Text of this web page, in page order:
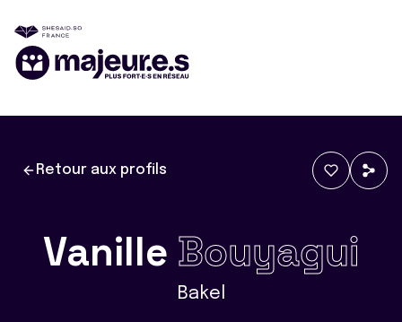
Retour aux profils
Vanille Bouyagui
Bakel